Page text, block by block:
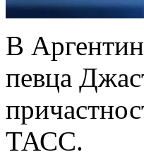
В
певца
ТАСС.